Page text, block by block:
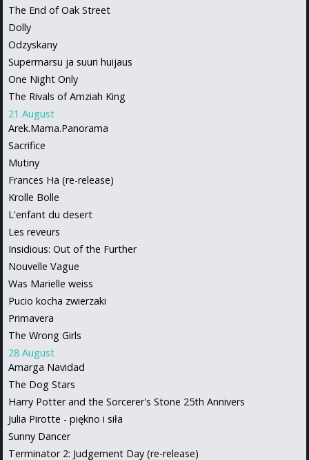
The End of Oak Street
Dolly
Odzyskany
Supermarsu ja suuri huijaus
One Night Only
The Rivals of Amziah King
21 August
Arek.Mama.Panorama
Sacrifice
Mutiny
Frances Ha (re-release)
Krolle Bolle
L'enfant du desert
Les reveurs
Insidious: Out of the Further
Nouvelle Vague
Was Marielle weiss
Pucio kocha zwierzaki
Primavera
The Wrong Girls
28 August
Amarga Navidad
The Dog Stars
Harry Potter and the Sorcerer's Stone 25th Annivers
Julia Pirotte - piękno i siła
Sunny Dancer
Terminator 2: Judgement Day (re-release)